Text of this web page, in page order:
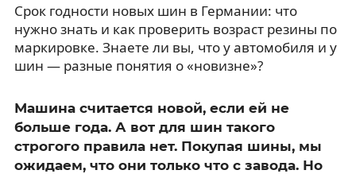
Срок годности новых шин в Германии: что
нужно знать и как проверить возраст резины по
маркировке. Знаете ли вы, что у автомобиля и у
шин — разные понятия о «новизне»?
Машина считается новой, если ей не
больше года. А вот для шин такого
строгого правила нет. Покупая шины, мы
ожидаем, что они только что с завода. Но